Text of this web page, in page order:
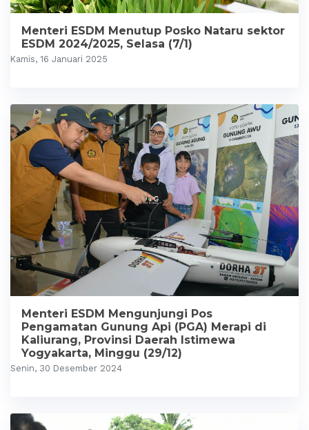
Menteri ESDM Menutup Posko Nataru sektor
ESDM 2024/2025, Selasa (7/1)
Kamis, 16 Januari 2025
Menteri ESDM Mengunjungi Pos
Pengamatan Gunung Api (PGA) Merapi di
Kaliurang, Provinsi Daerah Istimewa
Yogyakarta, Minggu (29/12)
Senin, 30 Desember 2024